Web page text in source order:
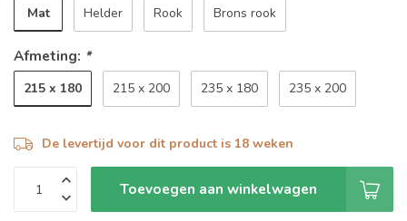
Mat Helder Rook Brons rook
Afmeting: *
215 x 180 215 x 200 235 x 180 235 x 200
De levertijd voor dit product is 18 weken
Toevoegen aan winkelwagen